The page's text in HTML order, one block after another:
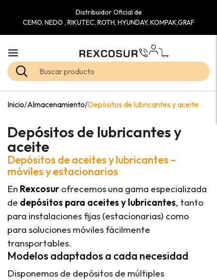
Distribuidor Oficial de
CEMO, NEDO , RIKUTEC, ROTH, HYUNDAY, KOMPAK,GRAF
Inicio/Almacenamiento/Depósitos de lubricantes y aceite
Depósitos de lubricantes y
aceite
Depósitos de aceites y lubricantes –
móviles y estacionarios
En Rexcosur ofrecemos una gama especializada
de depósitos para aceites y lubricantes, tanto
para instalaciones fijas (estacionarias) como
para soluciones móviles fácilmente
transportables.
Modelos adaptados a cada necesidad
Disponemos de depósitos de múltiples